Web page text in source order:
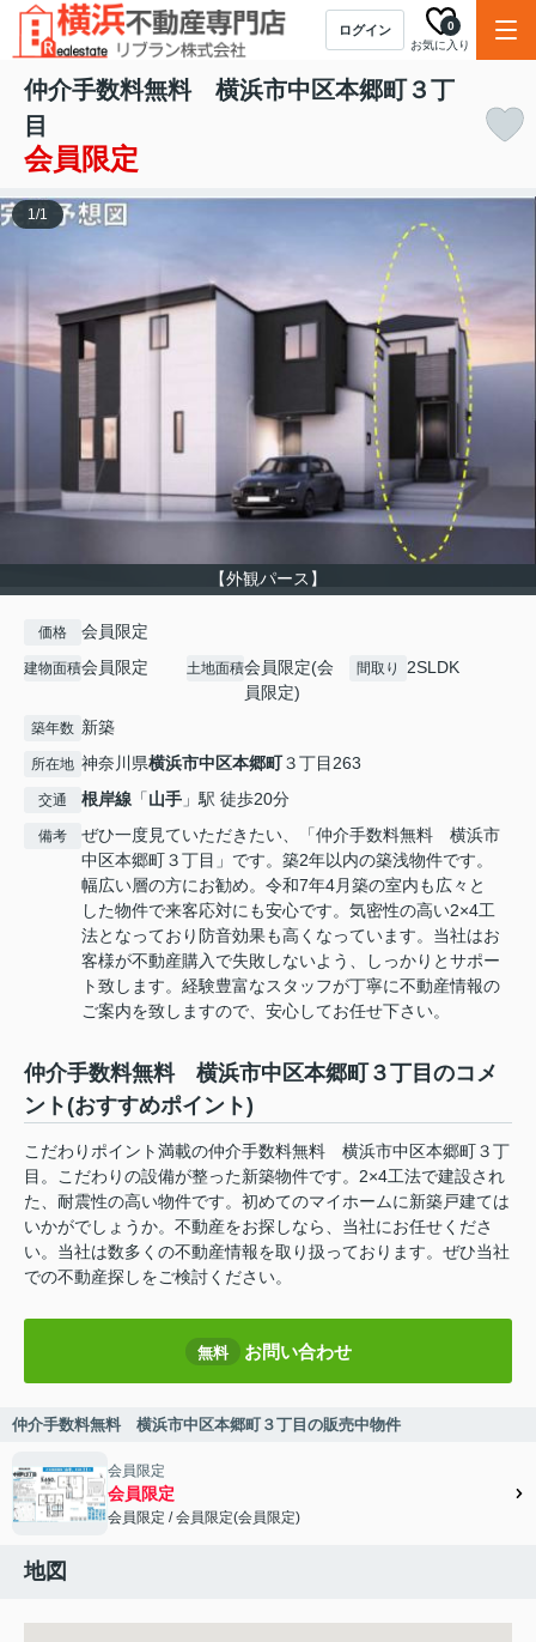
ログイン
お気に入り
0
仲介手数料無料 横浜市中区本郷町３丁
目
会員限定
【外観パース】
1/1
価格 会員限定
建物面積会員限定 土地面積会員限定(会
員限定)
間取り 2SLDK
築年数 新築
所在地 神奈川県横浜市中区本郷町３丁目263
交通 根岸線 「山手 」駅 徒歩20分
備考
ぜひ一度見ていただきたい、「仲介手数料無料 横浜市
中区本郷町３丁目」です。築2年以内の築浅物件です。
幅広い層の方にお勧め。令和7年4月築の室内も広々と
した物件で来客応対にも安心です。気密性の高い2×4工
法となっており防音効果も高くなっています。当社はお
客様が不動産購入で失敗しないよう、しっかりとサポー
ト致します。経験豊富なスタッフが丁寧に不動産情報の
ご案内を致しますので、安心してお任せ下さい。
仲介手数料無料 横浜市中区本郷町３丁目のコメ
ント(おすすめポイント)
こだわりポイント満載の仲介手数料無料 横浜市中区本郷町３丁
目。こだわりの設備が整った新築物件です。2×4工法で建設され
た、耐震性の高い物件です。初めてのマイホームに新築戸建ては
いかがでしょうか。不動産をお探しなら、当社にお任せくださ
い。当社は数多くの不動産情報を取り扱っております。ぜひ当社
での不動産探しをご検討ください。
無料 お問い合わせ
仲介手数料無料 横浜市中区本郷町３丁目の販売中物件
会員限定
会員限定
会員限定 /会員限定(会員限定)
地図